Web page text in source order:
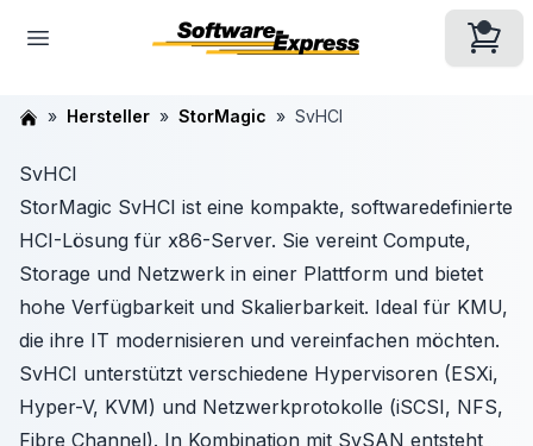
Hersteller StorMagic SvHCI
SvHCI
StorMagic SvHCI ist eine kompakte, softwaredefinierte
HCI-Lösung für x86-Server. Sie vereint Compute,
Storage und Netzwerk in einer Plattform und bietet
hohe Verfügbarkeit und Skalierbarkeit. Ideal für KMU,
die ihre IT modernisieren und vereinfachen möchten.
SvHCI unterstützt verschiedene Hypervisoren (ESXi,
Hyper-V, KVM) und Netzwerkprotokolle (iSCSI, NFS,
Fibre Channel). In Kombination mit SvSAN entsteht